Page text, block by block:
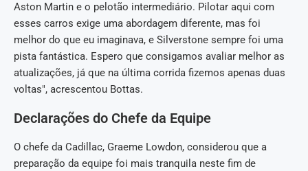
Aston Martin e o pelotão intermediário. Pilotar aqui com
esses carros exige uma abordagem diferente, mas foi
melhor do que eu imaginava, e Silverstone sempre foi uma
pista fantástica. Espero que consigamos avaliar melhor as
atualizações, já que na última corrida fizemos apenas duas
voltas", acrescentou Bottas.
Declarações do Chefe da Equipe
O chefe da Cadillac, Graeme Lowdon, considerou que a
preparação da equipe foi mais tranquila neste fim de